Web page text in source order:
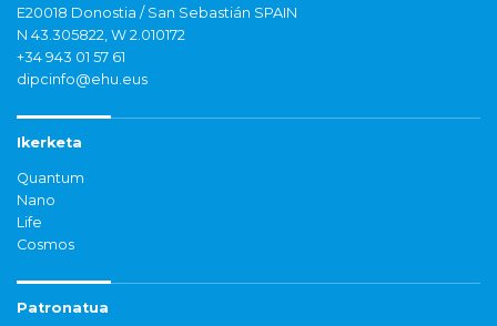
E20018 Donostia / San Sebastián SPAIN
N 43.305822, W 2.010172
+34 943 01 57 61
dipcinfo@ehu.eus
Ikerketa
Quantum
Nano
Life
Cosmos
Patronatua